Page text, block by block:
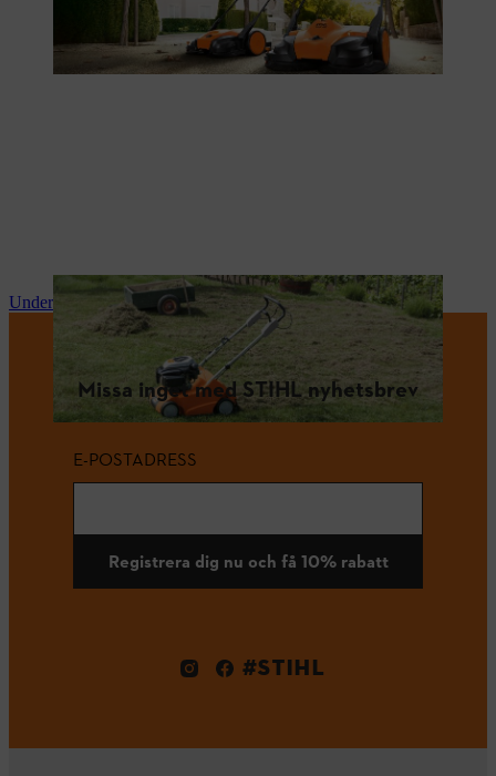
Underhåll och reparationer
Missa inget med STIHL nyhetsbrev
E-POSTADRESS
Registrera dig nu och få 10% rabatt
#STIHL